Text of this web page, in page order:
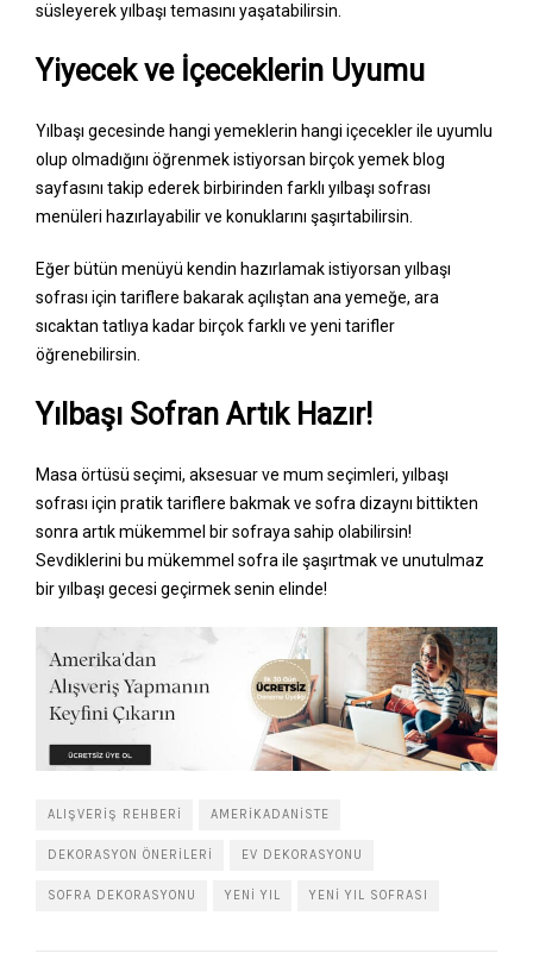
süsleyerek yılbaşı temasını yaşatabilirsin.
Yiyecek ve İçeceklerin Uyumu
Yılbaşı gecesinde hangi yemeklerin hangi içecekler ile uyumlu
olup olmadığını öğrenmek istiyorsan birçok yemek blog
sayfasını takip ederek birbirinden farklı yılbaşı sofrası
menüleri hazırlayabilir ve konuklarını şaşırtabilirsin.
Eğer bütün menüyü kendin hazırlamak istiyorsan yılbaşı
sofrası için tariflere bakarak açılıştan ana yemeğe, ara
sıcaktan tatlıya kadar birçok farklı ve yeni tarifler
öğrenebilirsin.
Yılbaşı Sofran Artık Hazır!
Masa örtüsü seçimi, aksesuar ve mum seçimleri, yılbaşı
sofrası için pratik tariflere bakmak ve sofra dizaynı bittikten
sonra artık mükemmel bir sofraya sahip olabilirsin!
Sevdiklerini bu mükemmel sofra ile şaşırtmak ve unutulmaz
bir yılbaşı gecesi geçirmek senin elinde!
ALIŞVERIŞ REHBERI AMERIKADANISTE
DEKORASYON ÖNERILERI EV DEKORASYONU
SOFRA DEKORASYONU YENI YIL YENI YIL SOFRASI